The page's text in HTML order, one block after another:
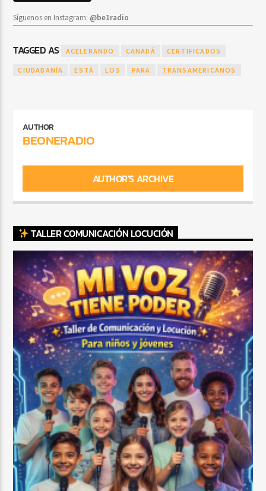
Síguenos en Instagram: @be1radio
TAGGED AS ACELERANDO CANADÁ CERTIFICADOS
CIUDADANÍA ESTÁ LOS PARA TRANSAMERICANOS
AUTHOR
BEONERADIO
AUTHOR'S ARCHIVE
TALLER COMUNICACIÓN LOCUCIÓN